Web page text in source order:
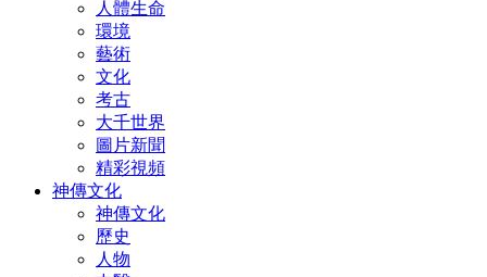
人體生命
環境
藝術
文化
考古
大千世界
圖片新聞
精彩視頻
神傳文化
神傳文化
歷史
人物